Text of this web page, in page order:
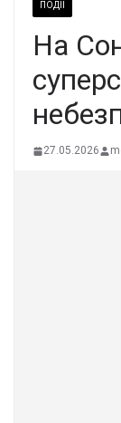
ПОДІЇ
На
27.05.2026